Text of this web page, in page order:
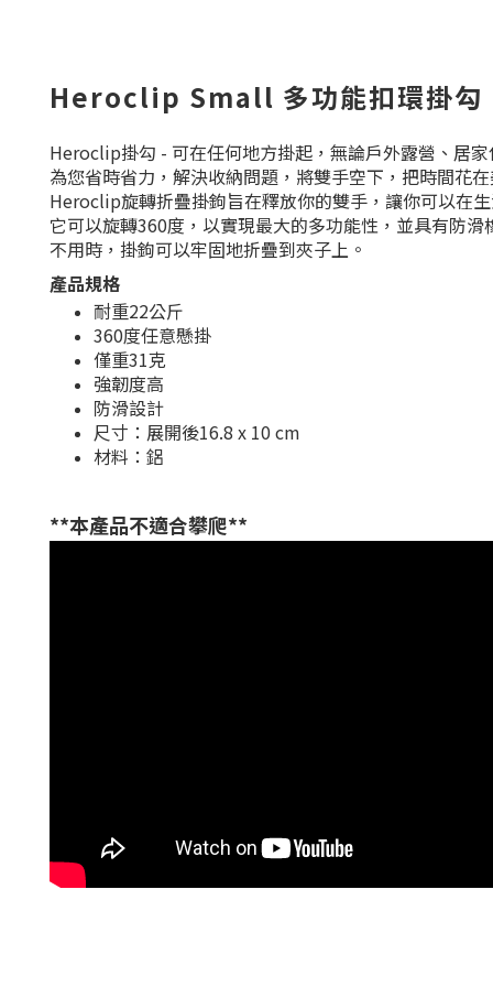
Heroclip Small 多功能扣環掛勾
Heroclip掛勾 - 可在任何地方掛起，無論戶外露營、居
為您省時省力，解決收納問題，將雙手空下，把時間花
Heroclip旋轉折疊掛鉤旨在釋放你的雙手，讓你可以在
它可以旋轉360度，以實現最大的多功能性，並具有防滑
不用時，掛鉤可以牢固地折疊到夾子上。
產品規格
耐重22公斤
360度任意懸掛
僅重31克
強韌度高
防滑設計
尺寸：展開後16.8 x 10 cm
材料：鋁
**本產品不適合攀爬**